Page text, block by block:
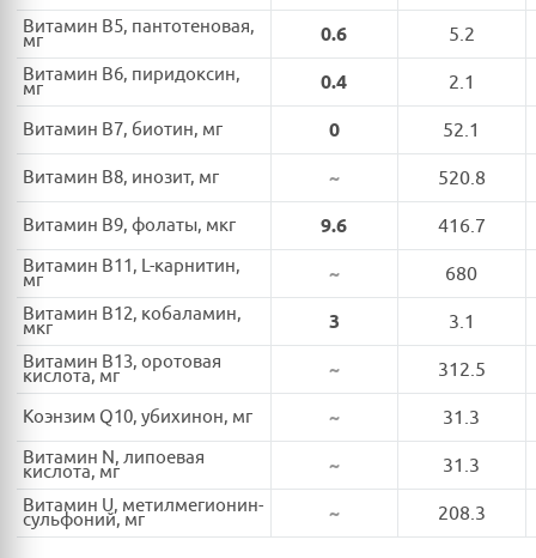
Витамин B5, пантотеновая,
мг 0.6 5.2
Витамин B6, пиридоксин,
мг 0.4 2.1
Витамин B7, биотин, мг 0 52.1
Витамин B8, инозит, мг ~ 520.8
Витамин B9, фолаты, мкг 9.6 416.7
Витамин B11, L-карнитин,
мг ~ 680
Витамин B12, кобаламин,
мкг 3 3.1
Витамин B13, оротовая
кислота, мг ~ 312.5
Коэнзим Q10, убихинон, мг ~ 31.3
Витамин N, липоевая
кислота, мг ~ 31.3
Витамин U, метилмегионин-
сульфоний, мг ~ 208.3